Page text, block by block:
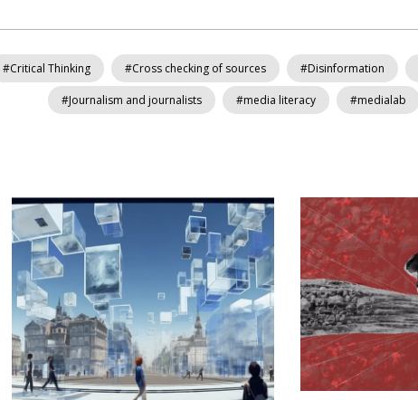
#Critical Thinking #Cross checking of sources #Disinformation
#Journalism and journalists #media literacy #medialab